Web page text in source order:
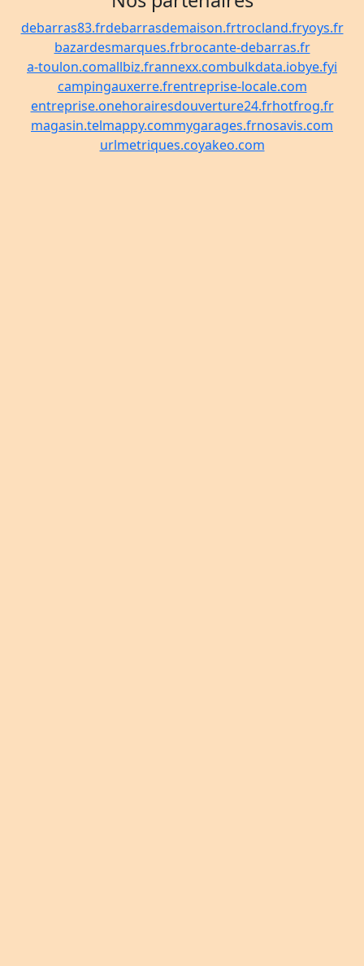
debarras83.frdebarrasdemaison.frtrocland.fryoys.fr
bazardesmarques.frbrocante-debarras.fr
a-toulon.comallbiz.frannexx.combulkdata.iobye.fyi
campingauxerre.frentreprise-locale.com
entreprise.onehorairesdouverture24.frhotfrog.fr
magasin.telmappy.commygarages.frnosavis.com
urlmetriques.coyakeo.com